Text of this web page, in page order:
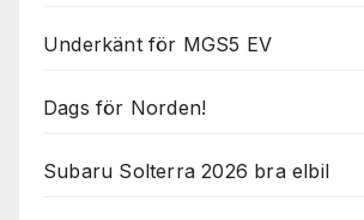
Underkänt för MGS5 EV
Dags för Norden!
Subaru Solterra 2026 bra elbil